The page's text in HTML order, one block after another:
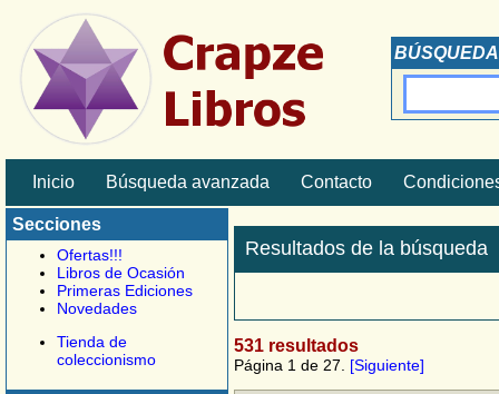
Inicio Búsqueda avanzada Contacto
Secciones
Ofertas!!!
Libros de Ocasión
Primeras Ediciones
Novedades
Tienda de
coleccionismo
Resultados de la búsqueda
531 resultados
Página 1 de 27. [Siguiente]